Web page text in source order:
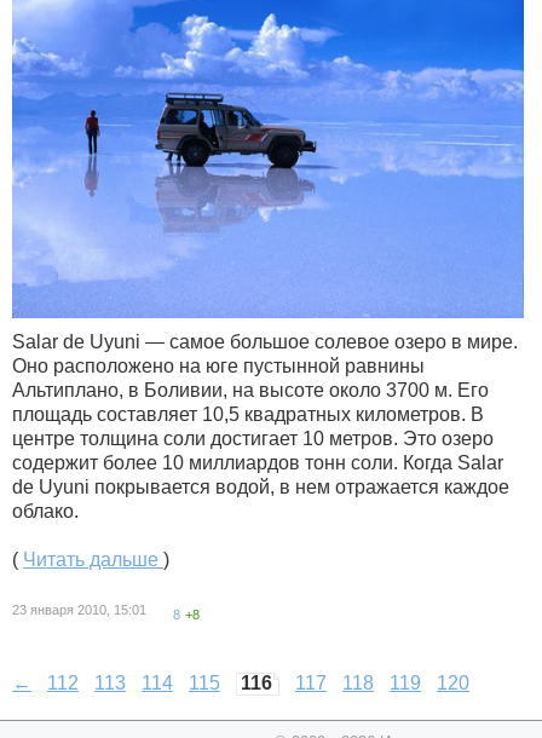
Salar de Uyuni — самое большое солевое озеро в мире.
Оно расположено на юге пустынной равнины
Альтиплано, в Боливии, на высоте около 3700 м. Его
площадь составляет 10,5 квадратных километров. В
центре толщина соли достигает 10 метров. Это озеро
содержит более 10 миллиардов тонн соли. Когда Salar
de Uyuni покрывается водой, в нем отражается каждое
облако.
( Читать дальше )
23 января 2010, 15:01 8 +8
← 112 113 114 115 116 117 118 119 120